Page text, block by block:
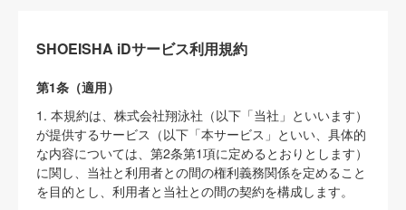
SHOEISHA iDサービス利用規約
第1条（適用）
1. 本規約は、株式会社翔泳社（以下「当社」といいます）
が提供するサービス（以下「本サービス」といい、具体的
な内容については、第2条第1項に定めるとおりとします）
に関し、当社と利用者との間の権利義務関係を定めること
を目的とし、利用者と当社との間の契約を構成します。